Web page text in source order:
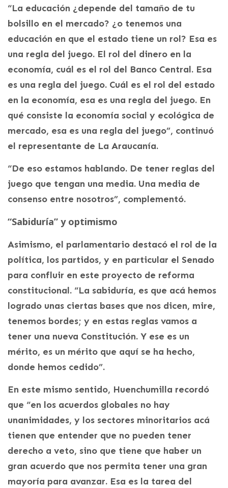
“La educación ¿depende del tamaño de tu
bolsillo en el mercado? ¿o tenemos una
educación en que el estado tiene un rol? Esa es
una regla del juego. El rol del dinero en la
economía, cuál es el rol del Banco Central. Esa
es una regla del juego. Cuál es el rol del estado
en la economía, esa es una regla del juego. En
qué consiste la economía social y ecológica de
mercado, esa es una regla del juego”, continuó
el representante de La Araucanía.
“De eso estamos hablando. De tener reglas del
juego que tengan una media. Una media de
consenso entre nosotros”, complementó.
“Sabiduría” y optimismo
Asimismo, el parlamentario destacó el rol de la
política, los partidos, y en particular el Senado
para confluir en este proyecto de reforma
constitucional. “La sabiduría, es que acá hemos
logrado unas ciertas bases que nos dicen, mire,
tenemos bordes; y en estas reglas vamos a
tener una nueva Constitución. Y ese es un
mérito, es un mérito que aquí se ha hecho,
donde hemos cedido”.
En este mismo sentido, Huenchumilla recordó
que “en los acuerdos globales no hay
unanimidades, y los sectores minoritarios acá
tienen que entender que no pueden tener
derecho a veto, sino que tiene que haber un
gran acuerdo que nos permita tener una gran
mayoría para avanzar. Esa es la tarea del